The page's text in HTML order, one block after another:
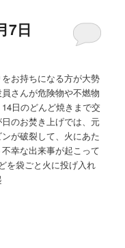
7日
お持ちになる方が大勢
さんが危険物や不燃物
日のどんど焼きまで交
のお焚き上げでは、元
が破裂して、火にあた
幸な出来事が起こって
を袋ごと火に投げ入れ